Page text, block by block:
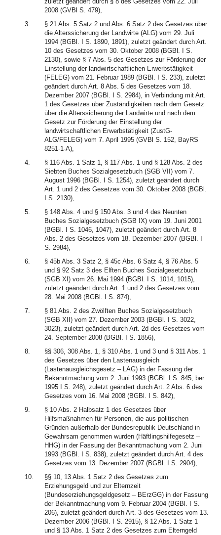
2008 (GVBl S. 479),
3.
§ 21 Abs. 5 Satz 2 und Abs. 6 Satz 2 des Gesetzes über
die Alterssicherung der Landwirte (ALG) vom 29. Juli
1994 (BGBl. I S. 1890, 1891), zuletzt geändert durch Art.
10 des Gesetzes vom 30. Oktober 2008 (BGBl. I S.
2130), sowie § 7 Abs. 5 des Gesetzes zur Förderung der
Einstellung der landwirtschaftlichen Erwerbstätigkeit
(FELEG) vom 21. Februar 1989 (BGBl. I S. 233), zuletzt
geändert durch Art. 8 Abs. 5 des Gesetzes vom 18.
Dezember 2007 (BGBl. I S. 2984), in Verbindung mit Art.
1 des Gesetzes über Zuständigkeiten nach dem Gesetz
über die Alterssicherung der Landwirte und nach dem
Gesetz zur Förderung der Einstellung der
landwirtschaftlichen Erwerbstätigkeit (ZustG-
ALG/FELEG) vom 7. April 1995 (GVBl S. 152, BayRS
8251-1-A),
4.
§ 116 Abs. 1 Satz 1, § 117 Abs. 1 und § 128 Abs. 2 des
Siebten Buches Sozialgesetzbuch (SGB VII) vom 7.
August 1996 (BGBl. I S. 1254), zuletzt geändert durch
Art. 1 und 2 des Gesetzes vom 30. Oktober 2008 (BGBl.
I S. 2130),
5.
§ 148 Abs. 4 und § 150 Abs. 3 und 4 des Neunten
Buches Sozialgesetzbuch (SGB IX) vom 19. Juni 2001
(BGBl. I S. 1046, 1047), zuletzt geändert durch Art. 8
Abs. 2 des Gesetzes vom 18. Dezember 2007 (BGBl. I
S. 2984),
6.
§ 45b Abs. 3 Satz 2, § 45c Abs. 6 Satz 4, § 76 Abs. 5
und § 92 Satz 3 des Elften Buches Sozialgesetzbuch
(SGB XI) vom 26. Mai 1994 (BGBl. I S. 1014, 1015),
zuletzt geändert durch Art. 1 und 2 des Gesetzes vom
28. Mai 2008 (BGBl. I S. 874),
7.
§ 81 Abs. 2 des Zwölften Buches Sozialgesetzbuch
(SGB XII) vom 27. Dezember 2003 (BGBl. I S. 3022,
3023), zuletzt geändert durch Art. 2d des Gesetzes vom
24. September 2008 (BGBl. I S. 1856),
8.
§§ 306, 308 Abs. 1, § 310 Abs. 1 und 3 und § 311 Abs. 1
des Gesetzes über den Lastenausgleich
(Lastenausgleichsgesetz – LAG) in der Fassung der
Bekanntmachung vom 2. Juni 1993 (BGBl. I S. 845, ber.
1995 I S. 248), zuletzt geändert durch Art. 2 Abs. 6 des
Gesetzes vom 16. Mai 2008 (BGBl. I S. 842),
9.
§ 10 Abs. 2 Halbsatz 1 des Gesetzes über
Hilfsmaßnahmen für Personen, die aus politischen
Gründen außerhalb der Bundesrepublik Deutschland in
Gewahrsam genommen wurden (Häftlingshilfegesetz –
HHG) in der Fassung der Bekanntmachung vom 2. Juni
1993 (BGBl. I S. 838), zuletzt geändert durch Art. 4 des
Gesetzes vom 13. Dezember 2007 (BGBl. I S. 2904),
10.
§§ 10, 13 Abs. 1 Satz 2 des Gesetzes zum
Erziehungsgeld und zur Elternzeit
(Bundeserziehungsgeldgesetz – BErzGG) in der Fassung
der Bekanntmachung vom 9. Februar 2004 (BGBl. I S.
206), zuletzt geändert durch Art. 3 des Gesetzes vom 13.
Dezember 2006 (BGBl. I S. 2915), § 12 Abs. 1 Satz 1
und § 13 Abs. 1 Satz 2 des Gesetzes zum Elterngeld